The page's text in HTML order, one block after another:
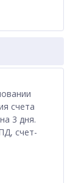
счета
3 дня.
счет-